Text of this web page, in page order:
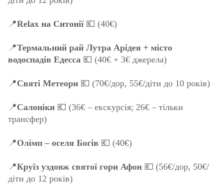
📍Relax на Ситонії 💶 (40€)
📍Термальний рай Лутра Арідея + місто
водоспадів Едесса 💶 (40€ + 3€ джерела)
📍Святі Метеори 💶 (70€/дор, 55€/діти до 10 років)
📍Салоніки 💶 (36€ – екскурсія; 26€ – тільки
трансфер)
📍Олімп – оселя Богів 💶 (40€)
📍Круїз уздовж святої гори Афон 💶 (56€/дор, 50€/
діти до 12 років)